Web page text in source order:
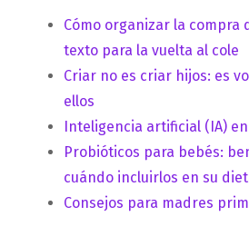
Cómo organizar la compra
texto para la vuelta al cole
Criar no es criar hijos: es
ellos
Inteligencia artificial (IA)
Probióticos para bebés:
cuándo incluirlos en su
Consejos para madres